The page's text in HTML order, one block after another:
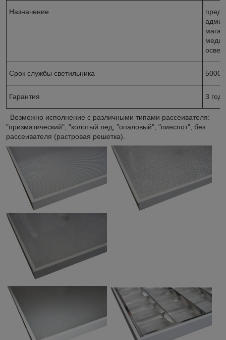
Назначение
Срок службы светильника
Гарантия 3 года
Возможно исполнение с различными типами рассеивателя:
"призматический", "колотый лед, "опаловый", "пинспот", без
рассеивателя (растровая решетка).